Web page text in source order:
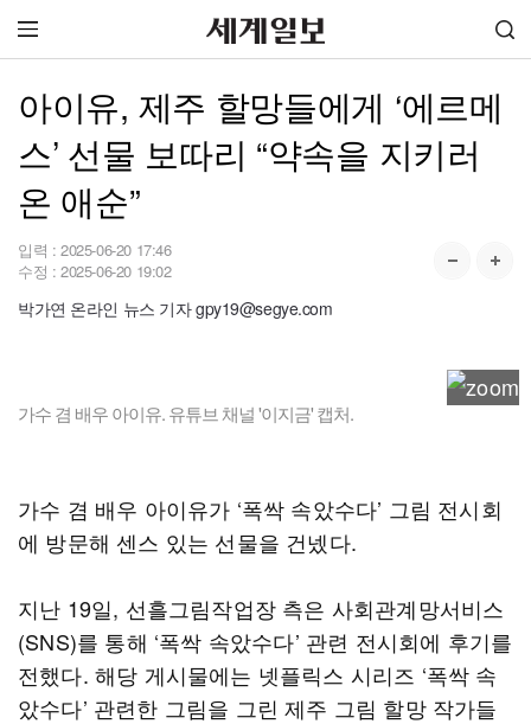
아이유, 제주 할망들에게 ‘에르메
스’ 선물 보따리 “약속을 지키러
온 애순”
입력 : 2025-06-20 17:46
수정 : 2025-06-20 19:02
박가연 온라인 뉴스 기자 gpy19@segye.com
가수 겸 배우 아이유. 유튜브 채널 '이지금' 캡처.
가수 겸 배우 아이유가 ‘폭싹 속았수다’ 그림 전시회
에 방문해 센스 있는 선물을 건넸다.
지난 19일, 선흘그림작업장 측은 사회관계망서비스
(SNS)를 통해 ‘폭싹 속았수다’ 관련 전시회에 후기를
전했다. 해당 게시물에는 넷플릭스 시리즈 ‘폭싹 속
았수다’ 관련한 그림을 그린 제주 그림 할망 작가들